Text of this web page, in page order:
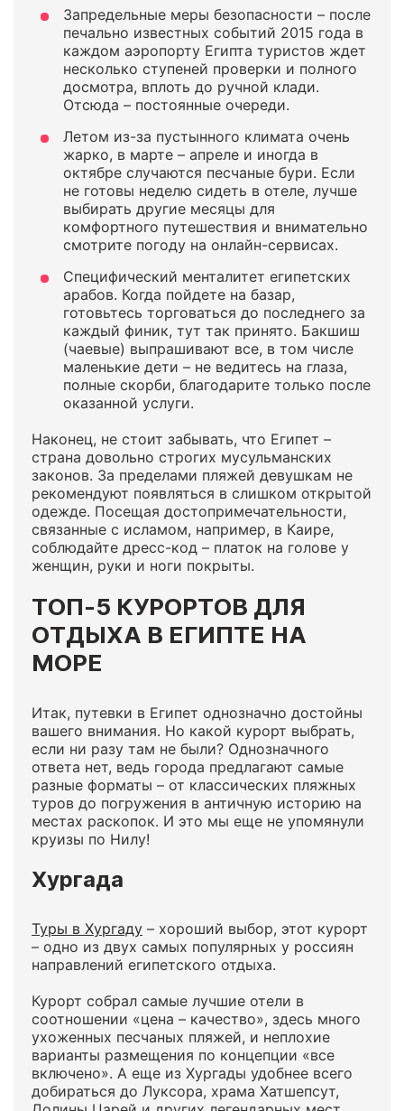
Запредельные меры безопасности – после
печально известных событий 2015 года в
каждом аэропорту Египта туристов ждет
несколько ступеней проверки и полного
досмотра, вплоть до ручной клади.
Отсюда – постоянные очереди.
Летом из-за пустынного климата очень
жарко, в марте – апреле и иногда в
октябре случаются песчаные бури. Если
не готовы неделю сидеть в отеле, лучше
выбирать другие месяцы для
комфортного путешествия и внимательно
смотрите погоду на онлайн-сервисах.
Специфический менталитет египетских
арабов. Когда пойдете на базар,
готовьтесь торговаться до последнего за
каждый финик, тут так принято. Бакшиш
(чаевые) выпрашивают все, в том числе
маленькие дети – не ведитесь на глаза,
полные скорби, благодарите только после
оказанной услуги.
Наконец, не стоит забывать, что Египет –
страна довольно строгих мусульманских
законов. За пределами пляжей девушкам не
рекомендуют появляться в слишком открытой
одежде. Посещая достопримечательности,
связанные с исламом, например, в Каире,
соблюдайте дресс-код – платок на голове у
женщин, руки и ноги покрыты.
ТОП-5 КУРОРТОВ ДЛЯ
ОТДЫХА В ЕГИПТЕ НА
МОРЕ
Итак, путевки в Египет однозначно достойны
вашего внимания. Но какой курорт выбрать,
если ни разу там не были? Однозначного
ответа нет, ведь города предлагают самые
разные форматы – от классических пляжных
туров до погружения в античную историю на
местах раскопок. И это мы еще не упомянули
круизы по Нилу!
Хургада
Туры в Хургаду – хороший выбор, этот курорт
– одно из двух самых популярных у россиян
направлений египетского отдыха.
Курорт собрал самые лучшие отели в
соотношении «цена – качество», здесь много
ухоженных песчаных пляжей, и неплохие
варианты размещения по концепции «все
включено». А еще из Хургады удобнее всего
добираться до Луксора, храма Хатшепсут,